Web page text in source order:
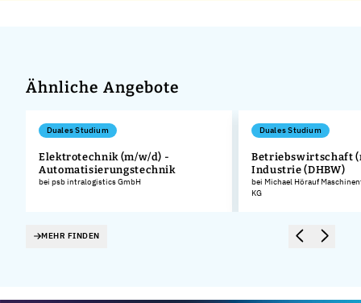
Ähnliche Angebote
Duales Studium
Elektrotechnik (m/w/d) -
Automatisierungstechnik
bei psb intralogistics GmbH
Duales Studium
Betriebswirtschaft
Industrie (DHBW)
bei Michael Hörauf
KG
MEHR FINDEN